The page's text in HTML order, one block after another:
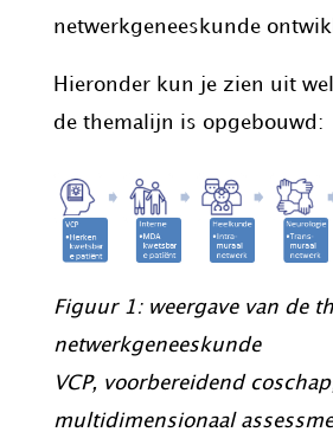
netwerkgeneeskunde
Hieronder kun je zien uit
de themalijn is opgebouwd:
Figuur 1: weergave van de
netwerkgeneeskunde
VCP, voorbereidend
multidimensionaal